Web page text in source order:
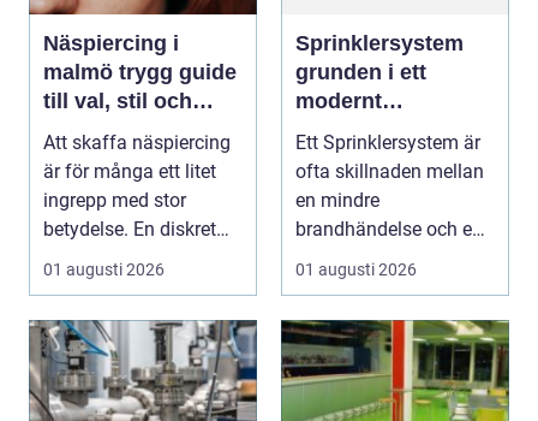
Näspiercing i
malmö trygg guide
till val, stil och
studio
Att skaffa näspiercing
är för många ett litet
ingrepp med stor
betydelse. En diskret
sten i näsvinge...
01 augusti 2026
Sprinklersystem
grunden i ett
modernt
brandskydd
Ett Sprinklersystem är
ofta skillnaden mellan
en mindre
brandhändelse och en
total förlust av
byggna...
01 augusti 2026